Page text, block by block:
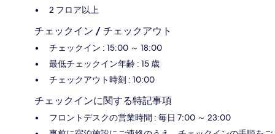
2 フロア以上
チェックイン / チェックアウト
チェックイン : 15:00 ～ 18:00
最低チェックイン年齢 : 15 歳
チェックアウト時刻 : 10:00
チェックインに関する特記事項
フロントデスクの営業時間 : 毎日 7:00 ～ 23:00